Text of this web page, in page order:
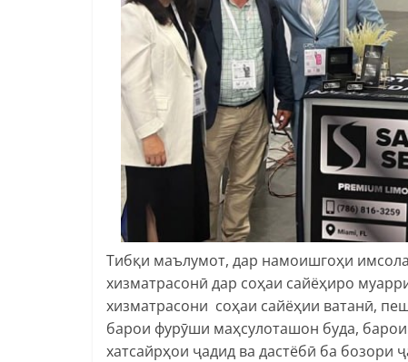
Тибқи маълумот, дар намоишгоҳи
хизматрасонӣ дар соҳаи сайёҳиро
хизматрасони соҳаи сайёҳии ватанӣ,
барои фурӯши маҳсулоташон буда,
хатсайрҳои ҷадид ва дастёбӣ ба